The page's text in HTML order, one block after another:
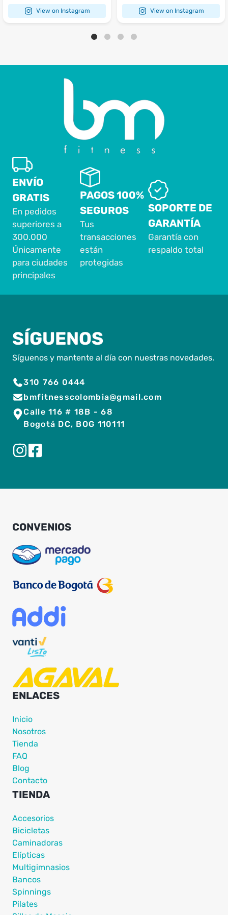
View on Instagram View on Instagram
ENVÍO
GRATIS
En pedidos
superiores a
300.000
Únicamente
para ciudades
principales
PAGOS 100%
SEGUROS
Tus
transacciones
están
protegidas
SOPORTE DE
GARANTÍA
Garantía con
respaldo total
SÍGUENOS
Síguenos y mantente al día con nuestras novedades.
310 766 0444
bmfitnesscolombia@gmail.com
Calle 116 # 18B - 68
Bogotá DC, BOG 110111
CONVENIOS
ENLACES
Inicio
Nosotros
Tienda
FAQ
Blog
Contacto
TIENDA
Accesorios
Bicicletas
Caminadoras
Elípticas
Multigimnasios
Bancos
Spinnings
Pilates